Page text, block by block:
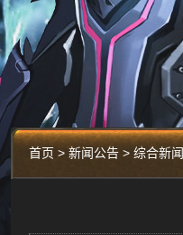
首页 > 新闻公告 > 综合新闻